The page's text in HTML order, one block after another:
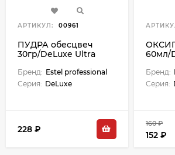
АРТИКУЛ: 00961
ПУДРА обесцвеч
30гр/DeLuxe Ultra
Бренд: Estel professional
Серия: DeLuxe
228 ₽
60мл/
Бренд:
Серия:
160 ₽
152 ₽